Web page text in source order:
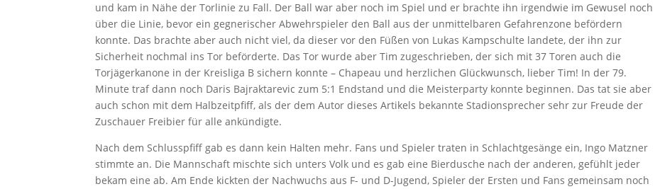
und kam in Nähe der Torlinie zu Fall. Der Ball war aber noch im Spiel und er brachte ihn irgendwie im Gewusel noch
über die Linie, bevor ein gegnerischer Abwehrspieler den Ball aus der unmittelbaren Gefahrenzone befördern
konnte. Das brachte aber auch nicht viel, da dieser vor den Füßen von Lukas Kampschulte landete, der ihn zur
Sicherheit nochmal ins Tor beförderte. Das Tor wurde aber Tim zugeschrieben, der sich mit 37 Toren auch die
Torjägerkanone in der Kreisliga B sichern konnte – Chapeau und herzlichen Glückwunsch, lieber Tim! In der 79.
Minute traf dann noch Daris Bajraktarevic zum 5:1 Endstand und die Meisterparty konnte beginnen. Das tat sie aber
auch schon mit dem Halbzeitpfiff, als der dem Autor dieses Artikels bekannte Stadionsprecher sehr zur Freude der
Zuschauer Freibier für alle ankündigte.
Nach dem Schlusspfiff gab es dann kein Halten mehr. Fans und Spieler traten in Schlachtgesänge ein, Ingo Matzner
stimmte an. Die Mannschaft mischte sich unters Volk und es gab eine Bierdusche nach der anderen, gefühlt jeder
bekam eine ab. Am Ende kickten der Nachwuchs aus F- und D-Jugend, Spieler der Ersten und Fans gemeinsam noch